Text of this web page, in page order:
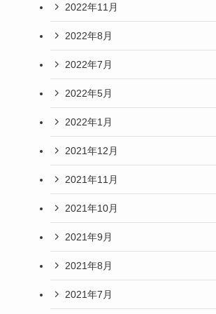
2022年11月
2022年8月
2022年7月
2022年5月
2022年1月
2021年12月
2021年11月
2021年10月
2021年9月
2021年8月
2021年7月